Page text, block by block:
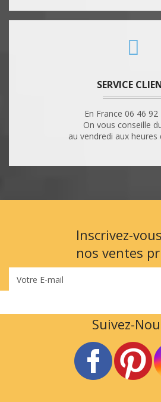
SERVICE
En France 06 46 92
On vous conseille
au vendredi aux heures
Inscrivez-
nos ventes
Votre E-mail
Suivez-